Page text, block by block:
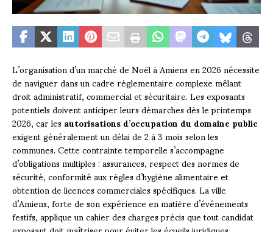
L’organisation d’un marché de Noël à Amiens en 2026 nécessite
de naviguer dans un cadre réglementaire complexe mêlant
droit administratif, commercial et sécuritaire. Les exposants
potentiels doivent anticiper leurs démarches dès le printemps
2026, car lesautorisations d’occupation du domaine public
exigent généralement un délai de 2 à 3 mois selon les
communes. Cette contrainte temporelle s’accompagne
d’obligations multiples : assurances, respect des normes de
sécurité, conformité aux règles d’hygiène alimentaire et
obtention de licences commerciales spécifiques. La ville
d’Amiens, forte de son expérience en matière d’événements
festifs, applique un cahier des charges précis que tout candidat